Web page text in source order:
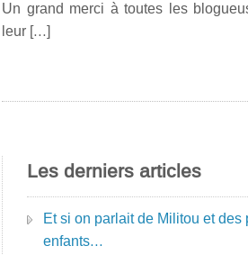
Un grand merci à toutes les
leur […]
Les derniers articles
Et si on parlait de Militou et des
enfants…